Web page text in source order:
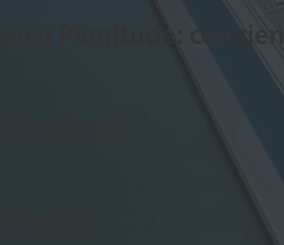
Plenitude:
esperienza nell’ambito del fotovoltaico, ti